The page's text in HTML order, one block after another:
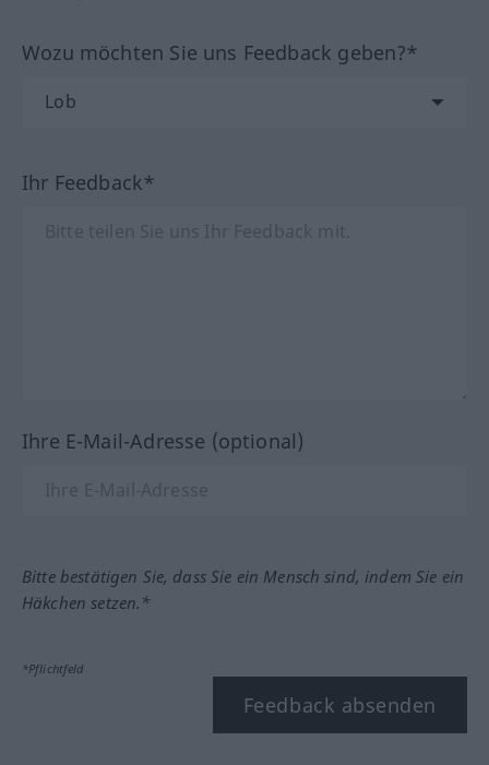
Wozu möchten Sie uns Feedback geben?*
Ihr Feedback*
Ihre E-Mail-Adresse (optional)
Bitte bestätigen Sie, dass Sie ein Mensch sind, indem Sie ein
Häkchen setzen.*
*Pflichtfeld
Feedback absenden